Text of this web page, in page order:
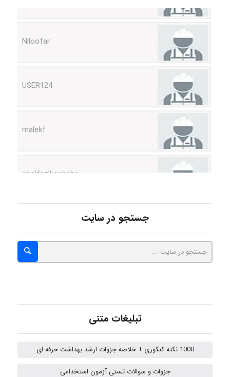
A.balandeh
aghajari vahid
جستجو در سایت
تبلیغات متنی
1000 نکته کنکوری + خلاصه جزوات ارشد بهداشت حرفه ای
جزوات و سوالات تستی آزمون استخدامی